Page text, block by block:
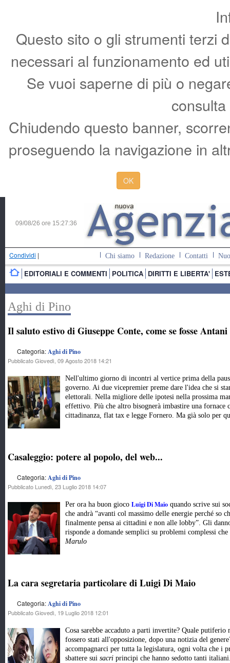
Questo sito o gli strumenti terzi
necessari al funzionamento ed
Se vuoi saperne di più o
Chiudendo questo banner,
proseguendo la navigazione in
OK
09/08/26 ore 15:27:37
Condividi | Chi siamo Redazione Contatti
EDITORIALI E COMMENTI POLITICA DIRITTI E LIBERTA'
Aghi di Pino
Il saluto estivo di Giuseppe Conte, come se fosse Antani
Categoria:Aghi di Pino
Pubblicato Giovedì, 09 Agosto 2018 14:21
Nell'ultimo giorno di incontri al vertice prima della
governo. Ai due vicepremier preme dare l'idea che si
elettorali. Nella migliore delle ipotesi nella prossima
effettivo. Più che altro bisognerà imbastire una
cittadinanza, flat tax e legge Fornero. Ma già solo per
Casaleggio: potere al popolo, del web...
Categoria:Aghi di Pino
Pubblicato Lunedì, 23 Luglio 2018 14:07
Per ora ha buon gioco Luigi Di Maio quando scrive sui
che andrà “avanti col massimo delle energie perché so
finalmente pensa ai cittadini e non alle lobby”. Gli
risponde a domande semplici su problemi complessi
Marulo
La cara segretaria particolare di Luigi Di Maio
Categoria:Aghi di Pino
Pubblicato Giovedì, 19 Luglio 2018 12:01
Cosa sarebbe accaduto a parti invertite? Quale putiferio
fossero stati all'opposizione, dopo una notizia del
accompagnarci per tutta la legislatura, ogni volta che i
sbattere sui sacri principi che hanno sedotto tanti